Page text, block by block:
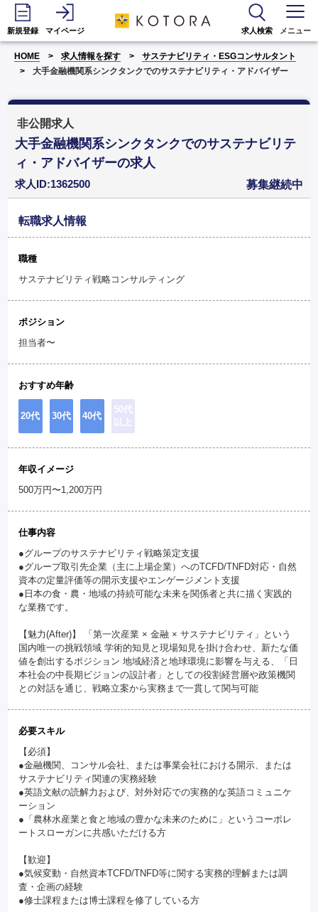
新規登録 マイページ 求人検索 メニュー
HOME 求人情報を探す
サステナビリティ・ESGコンサルタント
大手金融機関系シンクタンクでのサステナビリティ・アドバイザー
非公開求人
大手金融機関系シンクタンクでのサステナビリテ
ィ・アドバイザーの求人
求人ID:1362500 募集継続中
転職求人情報
職種
サステナビリティ戦略コンサルティング
ポジション
担当者〜
おすすめ年齢
20代 30代 40代
50代
以上
年収イメージ
500万円〜1,200万円
仕事内容
●グループのサステナビリティ戦略策定支援
●グループ取引先企業（主に上場企業）へのTCFD/TNFD対応・自然
資本の定量評価等の開示支援やエンゲージメント支援
●日本の食・農・地域の持続可能な未来を関係者と共に描く実践的
な業務です。
【魅力(After)】 「第一次産業 × 金融 × サステナビリティ」という
国内唯一の挑戦領域 学術的知見と現場知見を掛け合わせ、新たな価
値を創出するポジション 地域経済と地球環境に影響を与える、「日
本社会の中長期ビジョンの設計者」としての役割経営層や政策機関
との対話を通じ、戦略立案から実務まで一貫して関与可能
必要スキル
【必須】
●金融機関、コンサル会社、または事業会社における開示、または
サステナビリティ関連の実務経験
●英語文献の読解力および、対外対応での実務的な英語コミュニケ
ーション
●「農林水産業と食と地域の豊かな未来のために」というコーポレ
ートスローガンに共感いただける方
【歓迎】
●気候変動・自然資本TCFD/TNFD等に関する実務的理解または調
査・企画の経験
●修士課程または博士課程を修了している方